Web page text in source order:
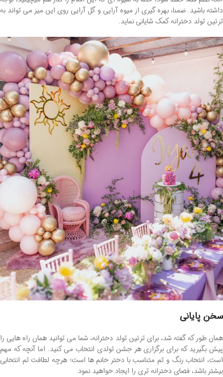
داشته باشید. ضمنا، بهره گیری از میوه آرایی و گل آرایی روی این میز می تواند به
تزئین تولد دخترانه کمک شایانی نماید.
سخن پایانی
همان طور که گفته شد، برای تزئین تولد دخترانه، شما می توانید همان راه هایی را
پیش بگیرید که برای برگزاری هر جشن تولدی انتخاب می کنید. اما آنچه که مهم
است، انتخاب رنگ و تم متناسب با دختر خانم ها است؛ هرچه لطافت تم انتخابی
بیشتر باشد، فضای دخترانه تری را ایجاد خواهید نمود.